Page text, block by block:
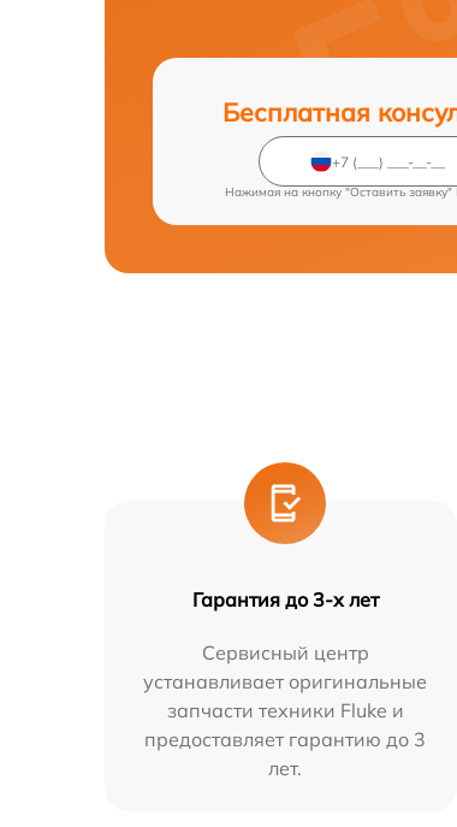
Бесплатная
Нажимая на кнопку "Оставить
Гарантия до 3-х лет
Сервисный центр
устанавливает оригинальные
запчасти техники Fluke и
предоставляет гарантию до 3
лет.